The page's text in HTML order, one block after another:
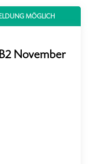
MÖGLICH
November